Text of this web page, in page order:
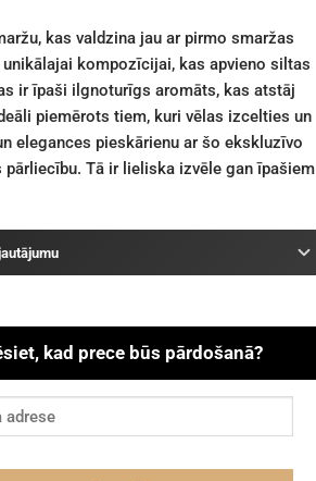
kas valdzina jau ar pirmo smaržas
kompozīcijai, kas apvieno siltas
ir īpaši ilgnoturīgs aromāts, kas atstāj
piemērots tiem, kuri vēlas izcelties un
elegances pieskārienu ar šo ekskluzīvo
Tā ir lieliska izvēle gan īpašiem
kad prece būs pārdošanā?